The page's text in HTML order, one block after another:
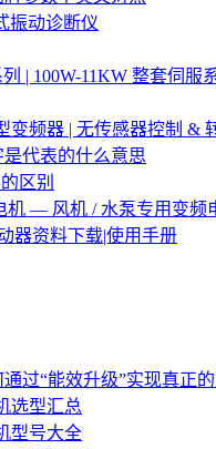
振动诊断仪
| 100W-11KW 整套伺服
变频器 | 无传感器控制 &
代表的什么意思
区别
机 — 风机 / 水泵专用变频
器资料下载|使用手册
过“能效升级”实现真正的
选型汇总
型号大全